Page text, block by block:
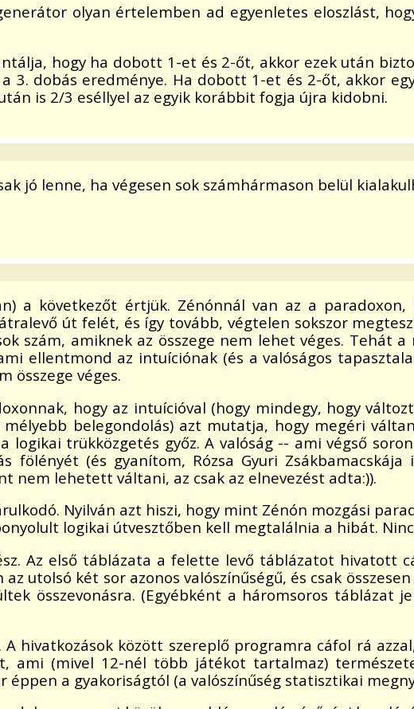
olyan értelemben ad egyenletes eloszlást,
hogy ha dobott 1-et és 2-őt, akkor ezek után
3. dobás eredménye. Ha dobott 1-et és 2-őt, akkor
is 2/3 eséllyel az egyik korábbit fogja újra kidobni.
jó lenne, ha végesen sok számhármason belül
a következőt értjük. Zénónnál van az a
út felét, és így tovább, végtelen sokszor
szám, amiknek az összege nem lehet véges. Tehát
ellentmond az intuíciónak (és a valóságos
összege véges.
hogy az intuícióval (hogy mindegy, hogy
mélyebb belegondolás) azt mutatja, hogy megéri
trükközgetés győz. A valóság -- ami végső
fölényét (és gyanítom, Rózsa Gyuri
nem lehetett váltani, az csak az elnevezést adta:)).
Nyilván azt hiszi, hogy mint Zénón mozgási
logikai útvesztőben kell megtalálnia a hibát.
Az első táblázata a felette levő táblázatot hivatott
utolsó két sor azonos valószínűségű, és csak
összevonásra. (Egyébként a háromsoros táblázat
hivatkozások között szereplő programra cáfol rá
ami (mivel 12-nél több játékot tartalmaz)
a gyakoriságtól (a valószínűség statisztikai